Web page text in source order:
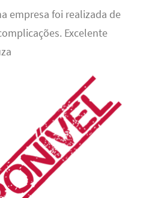
empresa foi realizada de
Excelente